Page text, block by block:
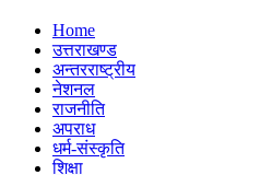
Home
उत्तराखण्ड
अन्तरराष्ट्रीय
नेशनल
राजनीति
अपराध
धर्म-संस्कृति
शिक्षा